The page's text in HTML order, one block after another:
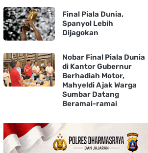
Final Piala Dunia,
Spanyol Lebih
Dijagokan
Nobar Final Piala Dunia
di Kantor Gubernur
Berhadiah Motor,
Mahyeldi Ajak Warga
Sumbar Datang
Beramai-ramai